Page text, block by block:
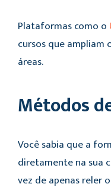
Plataformas como o
cursos que ampliam
áreas.
Métodos
Você sabia que a
diretamente na sua
vez de apenas reler